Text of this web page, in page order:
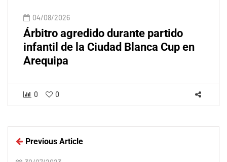
04/08/2026
Árbitro agredido durante partido
infantil de la Ciudad Blanca Cup en
Arequipa
0 0
Previous Article